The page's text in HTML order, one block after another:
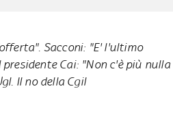
Sacconi: "E' l'ultimo
Cai: "Non c'è più nulla
Il no della Cgil